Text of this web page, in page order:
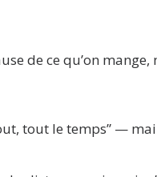
de ce qu’on
tout le temps” —